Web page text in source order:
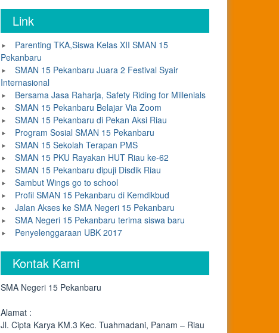
Link
Parenting TKA,Siswa Kelas XII SMAN 15
Pekanbaru
SMAN 15 Pekanbaru Juara 2 Festival Syair
Internasional
Bersama Jasa Raharja, Safety Riding for Millenials
SMAN 15 Pekanbaru Belajar Via Zoom
SMAN 15 Pekanbaru di Pekan Aksi Riau
Program Sosial SMAN 15 Pekanbaru
SMAN 15 Sekolah Terapan PMS
SMAN 15 PKU Rayakan HUT Riau ke-62
SMAN 15 Pekanbaru dipuji Disdik Riau
Sambut Wings go to school
Profil SMAN 15 Pekanbaru di Kemdikbud
Jalan Akses ke SMA Negeri 15 Pekanbaru
SMA Negeri 15 Pekanbaru terima siswa baru
Penyelenggaraan UBK 2017
Kontak Kami
SMA Negeri 15 Pekanbaru
Alamat :
Jl. Cipta Karya KM.3 Kec. Tuahmadani, Panam – Riau